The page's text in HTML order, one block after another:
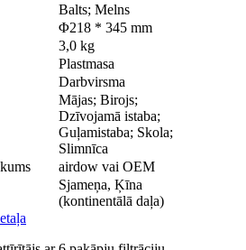
Balts; Melns
Φ218 * 345 mm
3,0 kg
Plastmasa
Darbvirsma
Mājas; Birojs;
Dzīvojamā istaba;
Guļamistaba; Skola;
Slimnīca
airdow vai OEM
Sjameņa, Ķīna
(kontinentālā daļa)